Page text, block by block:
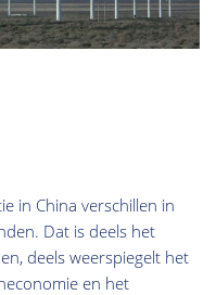
in China verschillen in
Dat is deels het
deels weerspiegelt het
en het